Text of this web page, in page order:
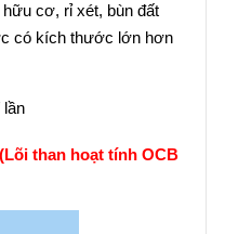
cơ, rỉ xét, bùn đất
có kích thước lớn hơn
lần
than hoạt tính OCB